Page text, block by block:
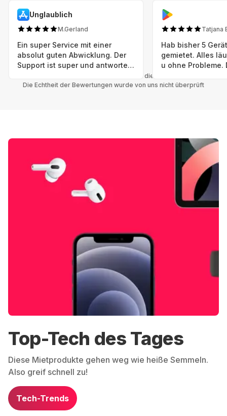
Unglaublich
M.Gerland
Ein super Service mit einer
absolut guten Abwicklung. Der
Support ist super und antworte
Tatjana
Hab bisher 5
gemietet. Alles
u ohne Probleme.
einwandfreien
Nachhaltig u wer
mal wieder ein
hat (Xbox,
Smartphone etc),
Grover nur
Möglichkeit
besteht nach
Alle Bewertungen beziehen sich auf die Grover App.
Die Echtheit der Bewertungen wurde von uns nicht überprüft
Top-Tech des Tages
Diese Mietprodukte gehen weg wie heiße Semmeln.
Also greif schnell zu!
Tech-Trends